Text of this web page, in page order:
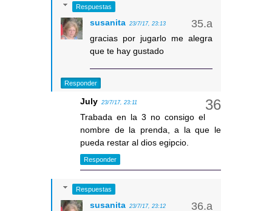
Respuestas
susanita 23/7/17, 23:13
gracias por jugarlo me alegra
que te hay gustado
Responder
July 23/7/17, 23:11
Trabada en la 3 no consigo el
nombre de la prenda, a la que le
pueda restar al dios egipcio.
Responder
Respuestas
susanita 23/7/17, 23:12